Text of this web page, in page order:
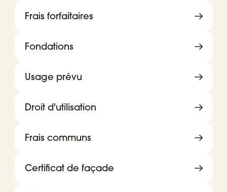
Frais forfaitaires
Fondations
Usage prévu
Droit d'utilisation
Frais communs
Certificat de façade